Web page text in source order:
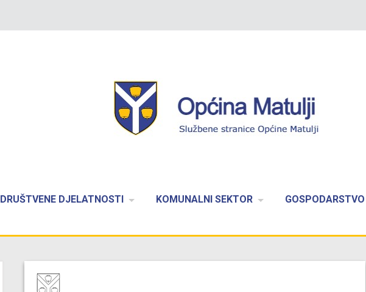
DRUŠTVENE DJELATNOSTI KOMUNALNI SEKTOR GOSPODARSTVO